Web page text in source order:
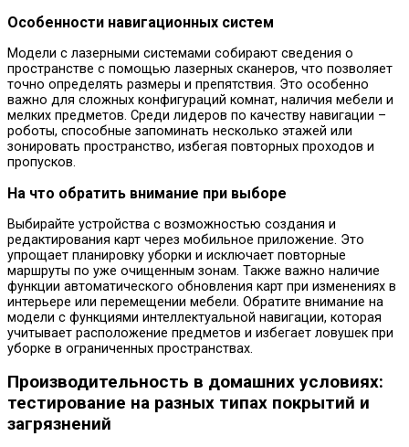
Особенности навигационных систем
Модели с лазерными системами собирают сведения о
пространстве с помощью лазерных сканеров, что позволяет
точно определять размеры и препятствия. Это особенно
важно для сложных конфигураций комнат, наличия мебели и
мелких предметов. Среди лидеров по качеству навигации –
роботы, способные запоминать несколько этажей или
зонировать пространство, избегая повторных проходов и
пропусков.
На что обратить внимание при выборе
Выбирайте устройства с возможностью создания и
редактирования карт через мобильное приложение. Это
упрощает планировку уборки и исключает повторные
маршруты по уже очищенным зонам. Также важно наличие
функции автоматического обновления карт при изменениях в
интерьере или перемещении мебели. Обратите внимание на
модели с функциями интеллектуальной навигации, которая
учитывает расположение предметов и избегает ловушек при
уборке в ограниченных пространствах.
Производительность в домашних условиях:
тестирование на разных типах покрытий и
загрязнений